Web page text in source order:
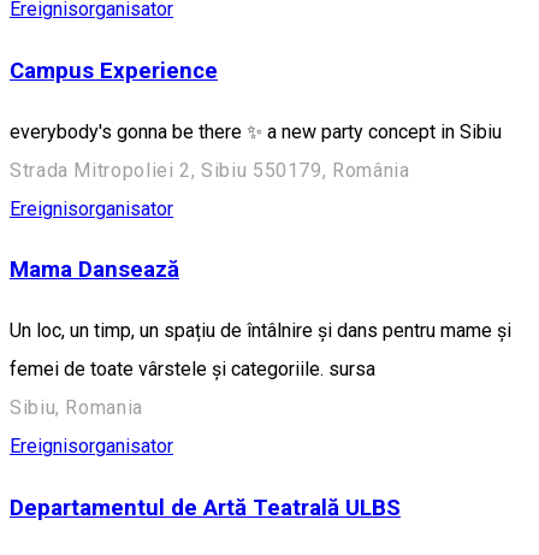
Ereignisorganisator
Campus Experience
everybody's gonna be there ✨ a new party concept in Sibiu
Strada Mitropoliei 2, Sibiu 550179, România
Ereignisorganisator
Mama Dansează
Un loc, un timp, un spațiu de întâlnire și dans pentru mame și
femei de toate vârstele și categoriile. sursa
Sibiu, Romania
Ereignisorganisator
Departamentul de Artă Teatrală ULBS